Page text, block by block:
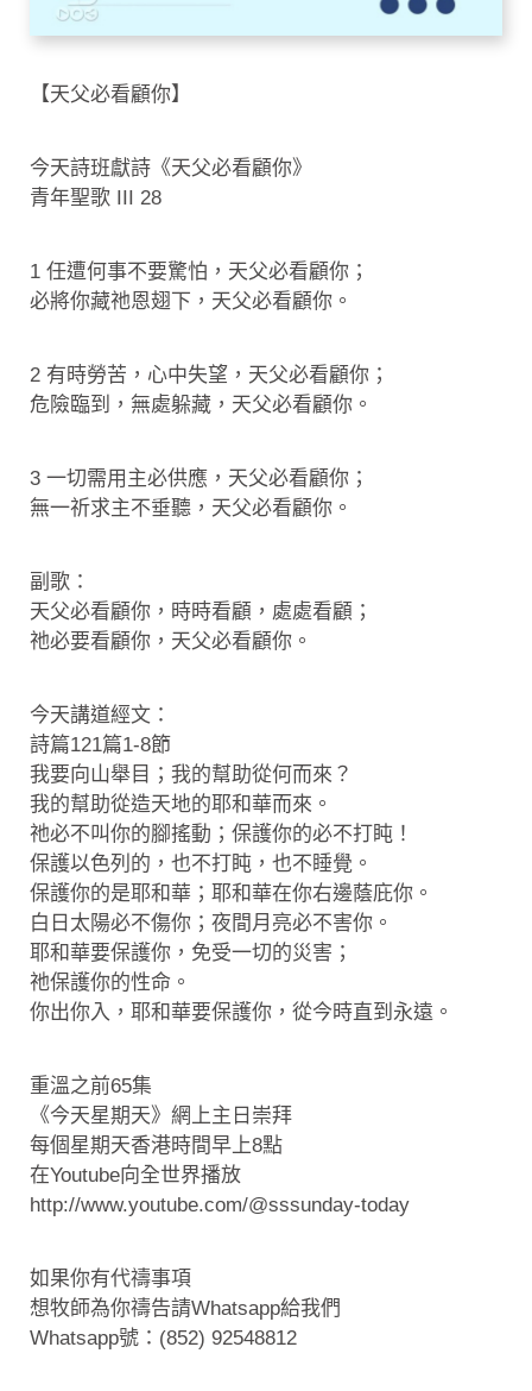
【天父必看顧你】
今天詩班獻詩《天父必看顧你》
青年聖歌 III 28
1 任遭何事不要驚怕，天父必看顧你；
必將你藏祂恩翅下，天父必看顧你。
2 有時勞苦，心中失望，天父必看顧你；
危險臨到，無處躲藏，天父必看顧你。
3 一切需用主必供應，天父必看顧你；
無一祈求主不垂聽，天父必看顧你。
副歌：
天父必看顧你，時時看顧，處處看顧；
祂必要看顧你，天父必看顧你。
今天講道經文：
詩篇121篇1-8節
我要向山舉目；我的幫助從何而來？
我的幫助從造天地的耶和華而來。
祂必不叫你的腳搖動；保護你的必不打盹！
保護以色列的，也不打盹，也不睡覺。
保護你的是耶和華；耶和華在你右邊蔭庇你。
白日太陽必不傷你；夜間月亮必不害你。
耶和華要保護你，免受一切的災害；
祂保護你的性命。
你出你入，耶和華要保護你，從今時直到永遠。
重溫之前65集
《今天星期天》網上主日崇拜
每個星期天香港時間早上8點
在Youtube向全世界播放
http://www.youtube.com/@sssunday-today
如果你有代禱事項
想牧師為你禱告請Whatsapp給我們
Whatsapp號：(852) 92548812